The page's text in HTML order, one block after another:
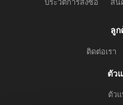
ประวัติการสั่งซื้อ สิน
ลูก
ติดต่อเรา
ตัว
ตัว